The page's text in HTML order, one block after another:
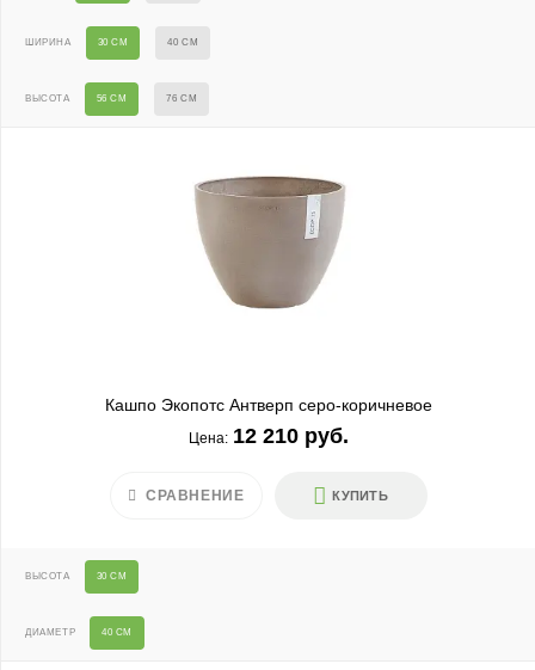
ШИРИНА 30 СМ 40 СМ
ВЫСОТА 56 СМ 76 СМ
Кашпо Экопотс Антверп серо-коричневое
Цена: 12 210 руб.
КУПИТЬ
СРАВНЕНИЕ
ВЫСОТА 30 СМ
ДИАМЕТР 40 СМ